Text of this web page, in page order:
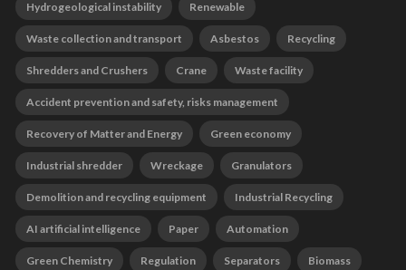
Hydrogeological instability Renewable
Waste collection and transport Asbestos Recycling
Shredders and Crushers Crane Waste facility
Accident prevention and safety, risks management
Recovery of Matter and Energy Green economy
Industrial shredder Wreckage Granulators
Demolition and recycling equipment Industrial Recycling
AI artificial intelligence Paper Automation
Green Chemistry Regulation Separators Biomass